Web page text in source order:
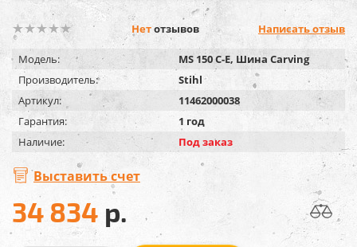
Нетотзывов Написать отзыв
Модель:
MS 150 C-E, Шина Carving
Производитель:
Stihl
Артикул:
11462000038
Гарантия:
1 год
Наличие:
Под заказ
Выставить счет
34 834 р.